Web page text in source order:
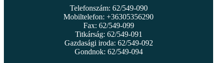
Telefonszám: 62/549-090
Mobiltelefon: +36305356290
Fax: 62/549-099
Titkárság: 62/549-091
Gazdasági iroda: 62/549-092
Gondnok: 62/549-094